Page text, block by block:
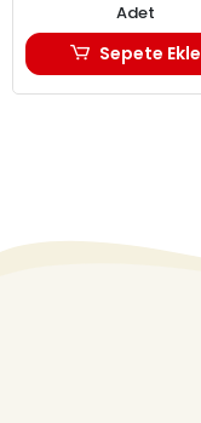
Adet
Sepete Ekle